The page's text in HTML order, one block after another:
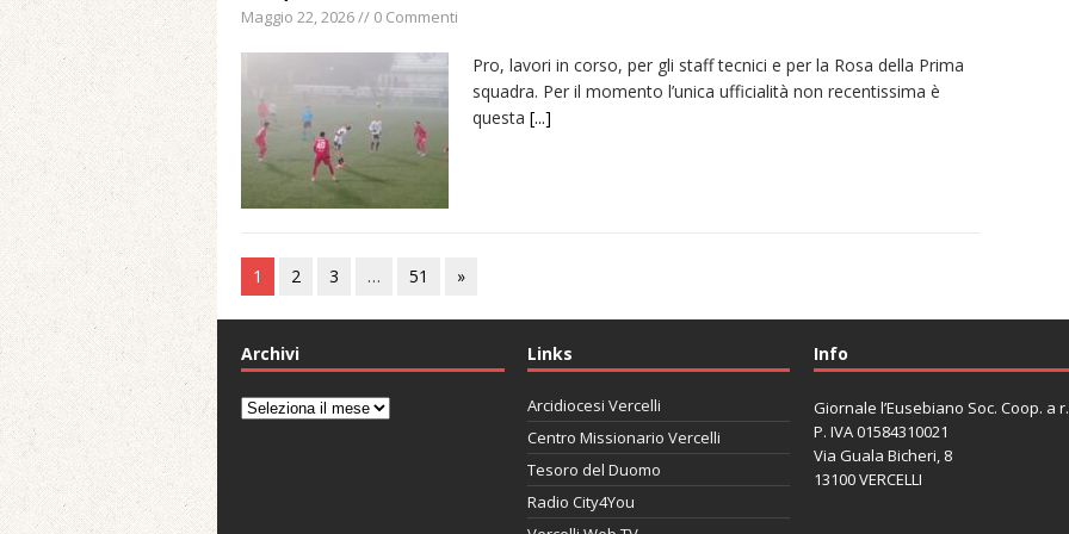
Maggio 22, 2026 // 0 Commenti
Pro, lavori in corso, per gli staff tecnici e per la Rosa della Prima
squadra. Per il momento l’unica ufficialità non recentissima è
questa [...]
1 2 3 … 51 »
Archivi
Archivi
Links
Arcidiocesi Vercelli
Centro Missionario Vercelli
Tesoro del Duomo
Radio City4You
Info
Giornale l’Eusebiano Soc. Coop. a
P. IVA 01584310021
Via Guala Bicheri, 8
13100 VERCELLI